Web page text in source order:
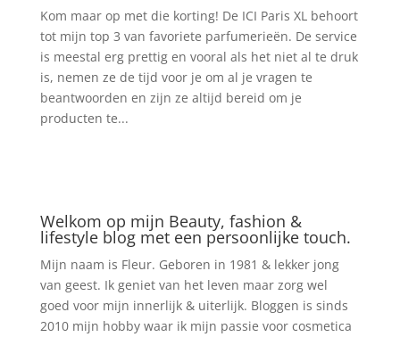
Kom maar op met die korting! De ICI Paris XL behoort
tot mijn top 3 van favoriete parfumerieën. De service
is meestal erg prettig en vooral als het niet al te druk
is, nemen ze de tijd voor je om al je vragen te
beantwoorden en zijn ze altijd bereid om je
producten te...
Welkom op mijn Beauty, fashion &
lifestyle blog met een persoonlijke touch.
Mijn naam is Fleur. Geboren in 1981 & lekker jong
van geest. Ik geniet van het leven maar zorg wel
goed voor mijn innerlijk & uiterlijk. Bloggen is sinds
2010 mijn hobby waar ik mijn passie voor cosmetica